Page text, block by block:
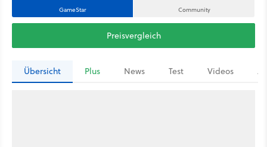
GameStar Community
Preisvergleich
Übersicht Plus News Test Videos